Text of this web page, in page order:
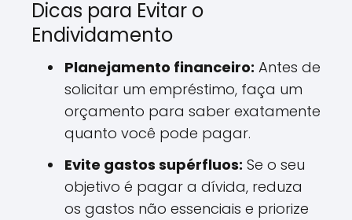
Dicas para Evitar o
Endividamento
Planejamento financeiro: Antes de
solicitar um empréstimo, faça um
orçamento para saber exatamente
quanto você pode pagar.
Evite gastos supérfluos: Se o seu
objetivo é pagar a dívida, reduza
os gastos não essenciais e priorize